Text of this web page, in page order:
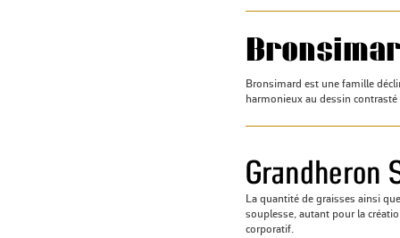
Bronsimard est une famille
harmonieux au dessin
La quantité de graisses ainsi
souplesse, autant pour la
corporatif.